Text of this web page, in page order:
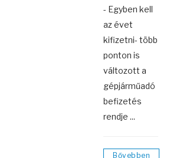
- Egyben kell
az évet
kifizetni- több
ponton is
változott a
gépjárműadó
befizetés
rendje ...
Bővebben